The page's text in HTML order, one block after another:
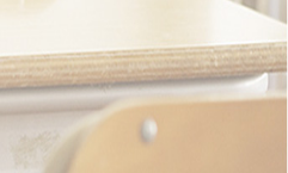
进取，大胆改
感，学校精神
先进校、辽宁省
题并顺利结题，
续取得历史突